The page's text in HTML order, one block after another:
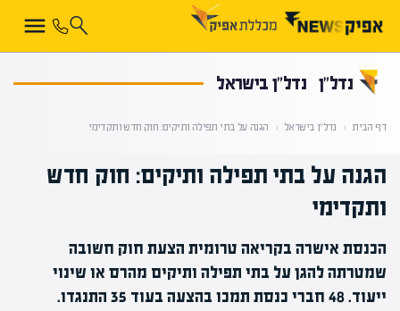
נדל”ן נדל”ן בישראל
דף הבית ‹ נדל”ן בישראל ‹ הגנה על בתי תפילה ותיקים: חוק חדש ותקדימי
הגנה על בתי תפילה ותיקים: חוק חדש
ותקדימי
הכנסת אישרה בקריאה טרומית הצעת חוק חשובה
שמטרתה להגן על בתי תפילה ותיקים מהרס או שינוי
ייעוד. 48 חברי כנסת תמכו בהצעה בעוד 35 התנגדו.